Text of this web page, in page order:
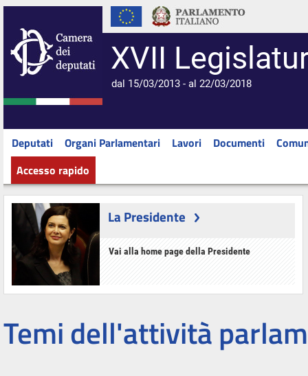
XVII
dal 15/03/2013 - al 22/03/2018
Deputati Organi Parlamentari Lavori Documenti
Accesso rapido
La Presidente
Vai alla home page della Presidente
Temi dell'attività